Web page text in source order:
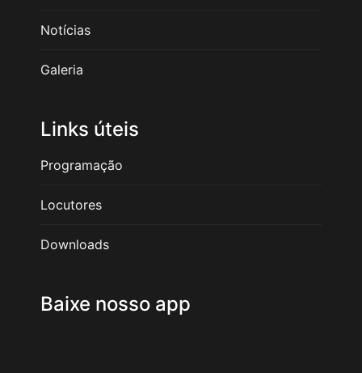
Notícias
Galeria
Links úteis
Programação
Locutores
Downloads
Baixe nosso app